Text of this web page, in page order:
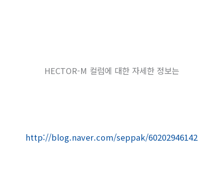
HECTOR-M 컬럼에 대한 자세한 정보는
http://blog.naver.com/seppak/60202946142